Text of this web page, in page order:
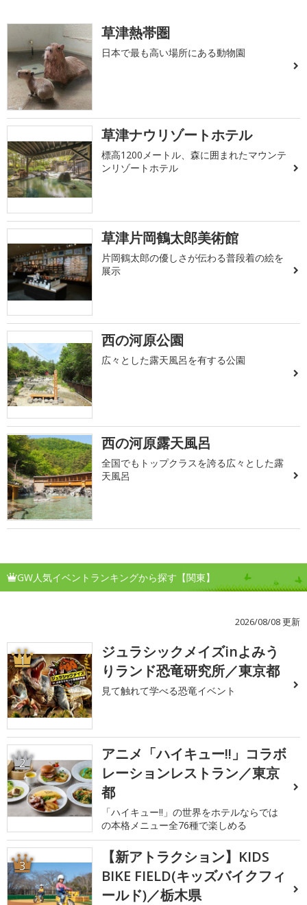
草津熱帯圏
日本で最も高い場所にある動物園
草津ナウリゾートホテル
標高1200メートル、森に囲まれたマウンテ
ンリゾートホテル
草津片岡鶴太郎美術館
片岡鶴太郎の優しさが伝わる普段着の絵を
展示
西の河原公園
広々とした露天風呂を有する公園
西の河原露天風呂
全国でもトップクラスを誇る広々とした露
天風呂
GW人気イベントランキングから探す【関東】
2026/08/08 更新
1
ジュラシックメイズinよみう
りランド恐竜研究所／東京都
見て触れて学べる恐竜イベント
2
アニメ「ハイキュー!!」コラボ
レーションレストラン／東京
都
「ハイキュー!!」の世界をホテルならでは
の本格メニュー全76種で楽しめる
3
【新アトラクション】KIDS
BIKE FIELD(キッズバイクフィ
ールド)／栃木県